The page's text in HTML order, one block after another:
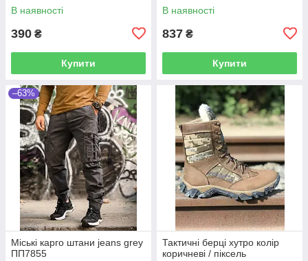
В наявності
390 ₴
Купити
В наявності
837 ₴
Купити
–63%
Міські карго штани jeans grey
ПП7855
Тактичні берці хутро колір
коричневі / піксель